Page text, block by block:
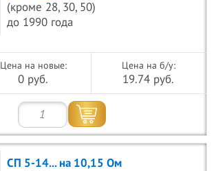
(кроме 28, 30, 50)
до 1990 года
Цена на новые:
0 руб.
Цена на б/у:
19.74 руб.
СП 5-14... на 10,15 Ом